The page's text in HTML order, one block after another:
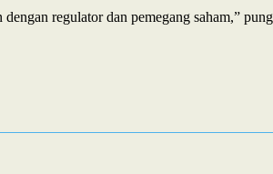
regulator dan pemegang saham,”